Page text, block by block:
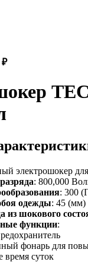
₽
электрошокер
: 800,000
: 300
одежды: 45 (мм)
из шокового
функции:
фонарь для
время суток